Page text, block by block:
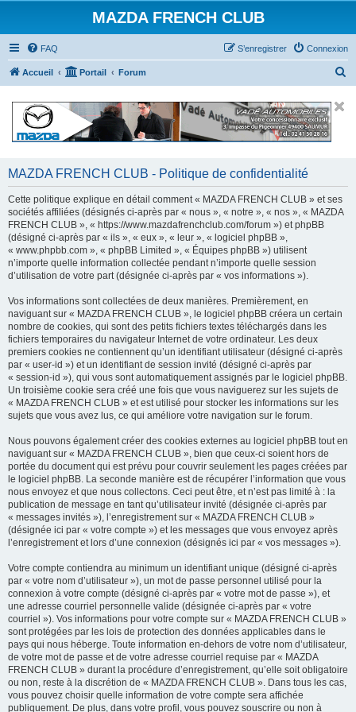
MAZDA FRENCH CLUB
FAQ Connexion
S’enregistrer
Accueil Portail Forum
c
MAZDA FRENCH CLUB - Politique de confidentialité
Cette politique explique en détail comment « MAZDA FRENCH CLUB » et ses
sociétés affiliées (désignés ci-après par « nous », « notre », « nos », « MAZDA
FRENCH CLUB », « https://www.mazdafrenchclub.com/forum ») et phpBB
(désigné ci-après par « ils », « eux », « leur », « logiciel phpBB »,
« www.phpbb.com », « phpBB Limited », « Équipes phpBB ») utilisent
n’importe quelle information collectée pendant n’importe quelle session
d’utilisation de votre part (désignée ci-après par « vos informations »).
Vos informations sont collectées de deux manières. Premièrement, en
naviguant sur « MAZDA FRENCH CLUB », le logiciel phpBB créera un certain
nombre de cookies, qui sont des petits fichiers textes téléchargés dans les
fichiers temporaires du navigateur Internet de votre ordinateur. Les deux
premiers cookies ne contiennent qu’un identifiant utilisateur (désigné ci-après
par « user-id ») et un identifiant de session invité (désigné ci-après par
« session-id »), qui vous sont automatiquement assignés par le logiciel phpBB.
Un troisième cookie sera créé une fois que vous naviguerez sur les sujets de
« MAZDA FRENCH CLUB » et est utilisé pour stocker les informations sur les
sujets que vous avez lus, ce qui améliore votre navigation sur le forum.
Nous pouvons également créer des cookies externes au logiciel phpBB tout en
naviguant sur « MAZDA FRENCH CLUB », bien que ceux-ci soient hors de
portée du document qui est prévu pour couvrir seulement les pages créées par
le logiciel phpBB. La seconde manière est de récupérer l’information que vous
nous envoyez et que nous collectons. Ceci peut être, et n’est pas limité à : la
publication de message en tant qu’utilisateur invité (désignée ci-après par
« messages invités »), l’enregistrement sur « MAZDA FRENCH CLUB »
(désignée ici par « votre compte ») et les messages que vous envoyez après
l’enregistrement et lors d’une connexion (désignés ici par « vos messages »).
Votre compte contiendra au minimum un identifiant unique (désigné ci-après
par « votre nom d’utilisateur »), un mot de passe personnel utilisé pour la
connexion à votre compte (désigné ci-après par « votre mot de passe »), et
une adresse courriel personnelle valide (désignée ci-après par « votre
courriel »). Vos informations pour votre compte sur « MAZDA FRENCH CLUB »
sont protégées par les lois de protection des données applicables dans le
pays qui nous héberge. Toute information en-dehors de votre nom d’utilisateur,
de votre mot de passe et de votre adresse courriel requise par « MAZDA
FRENCH CLUB » durant la procédure d’enregistrement, qu’elle soit obligatoire
ou non, reste à la discrétion de « MAZDA FRENCH CLUB ». Dans tous les cas,
vous pouvez choisir quelle information de votre compte sera affichée
publiquement. De plus, dans votre profil, vous pouvez souscrire ou non à